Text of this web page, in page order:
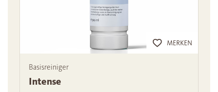
MERKEN
Basisreiniger
Intense